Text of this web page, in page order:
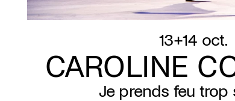
13+14 oct.
CAROLINE
Je prends feu trop